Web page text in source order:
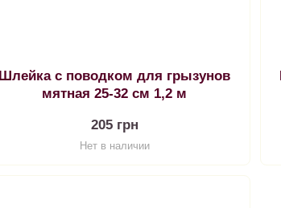
Шлейка с поводком для грызунов
мятная 25-32 см 1,2 м
205 грн
Нет в наличии